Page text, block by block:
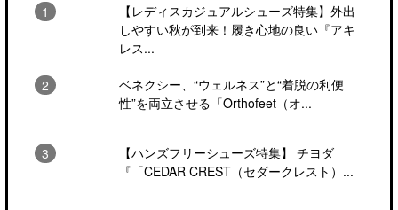
【レディスカジュアルシューズ特集】外出
しやすい秋が到来！履き心地の良い『アキ
レス...
ベネクシー、“ウェルネス”と“着脱の利便
性”を両立させる「Orthofeet（オ...
【ハンズフリーシューズ特集】 チヨダ
『「CEDAR CREST（セダークレスト）...